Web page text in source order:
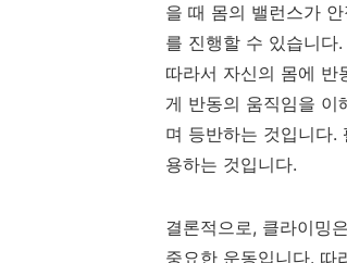
을 때 몸의 밸런스가
를 진행할 수 있습니다
따라서 자신의 몸에 반
게 반동의 움직임을 이
며 등반하는 것입니다.
용하는 것입니다.
결론적으로, 클라이밍
중요한 운동입니다. 따